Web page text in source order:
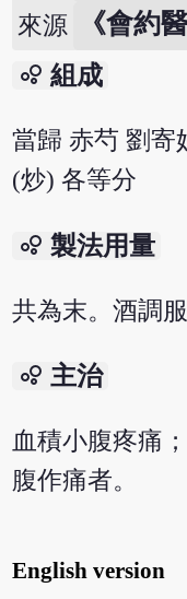
來源 《會約
bubble_chart 組成
當歸 赤芍 劉寄
(炒) 各等分
bubble_chart 製法用量
共為末。酒調服
bubble_chart 主治
血積小腹疼痛
腹作痛者。
English version